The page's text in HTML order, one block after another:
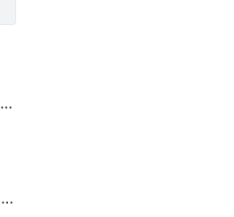
Sanogel |Křemíkogel |Křem 500 ml
Zubovky® Dubové kapky s propolisem | RK–ZP